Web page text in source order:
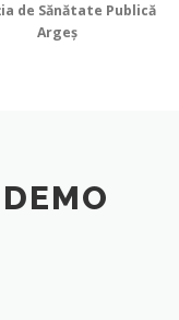
de Sănătate Publică
Argeș